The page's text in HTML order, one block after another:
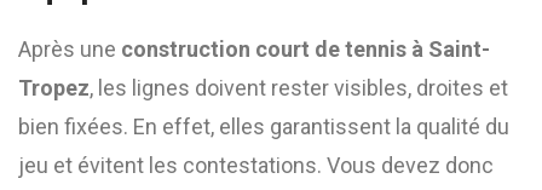
Après une construction court de tennis à Saint-
Tropez, les lignes doivent rester visibles, droites et
bien fixées. En effet, elles garantissent la qualité du
jeu et évitent les contestations. Vous devez donc